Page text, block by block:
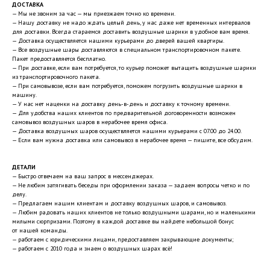
ДОСТАВКА
— Мы не звоним за час — мы приезжаем точно ко времени.
— Нашу доставку не надо ждать целый день, у нас даже нет временных интервалов
для доставки. Всегда стараемся доставить воздушные шарики в удобное вам время.
— Доставка осуществляется нашими курьерами до дверей вашей квартиры.
— Все воздушные шары доставляются в специальном транспортировочном пакете.
Пакет предоставляется бесплатно.
— При доставке, если вам потребуется, то курьер поможет вытащить воздушные шарики
из транспортировочного пакета.
— При самовывозе, если вам потребуется, поможем погрузить воздушные шарики в
машину.
— У нас нет наценки на доставку день-в-день и доставку к точному времени.
— Для удобства наших клиентов по предварительной договоренности возможен
самовывоз воздушных шаров в нерабочее время офиса.
— Доставка воздушных шаров осуществляется нашими курьерами с 07.00 до 24.00.
— Если вам нужна доставка или самовывоз в нерабочее время — пишите, все обсудим.
ДЕТАЛИ
— Быстро отвечаем на ваш запрос в мессенджерах.
— Не любим затягивать беседы при оформлении заказа — задаем вопросы четко и по
делу.
— Предлагаем нашим клиентам и доставку воздушных шаров, и самовывоз.
— Любим радовать наших клиентов не только воздушными шарами, но и маленькими
милыми сюрпризами. Поэтому в каждой доставке вы найдете небольшой бонус
от нашей команды.
— работаем с юридическими лицами, предоставляем закрывающие документы;
— работаем с 2010 года и знаем о воздушных шарах всё!